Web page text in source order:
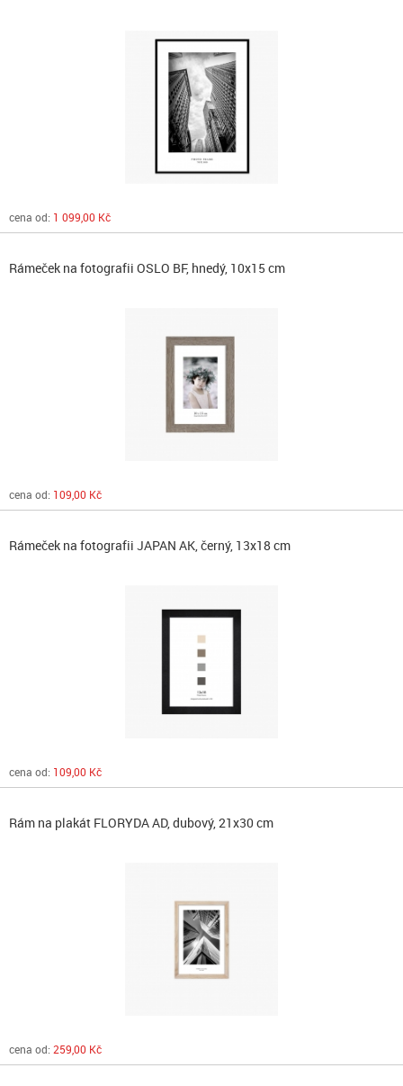
cena od: 1 099,00 Kč
Rámeček na fotografii OSLO BF, hnedý, 10x15 cm
cena od: 109,00 Kč
Rámeček na fotografii JAPAN AK, černý, 13x18 cm
cena od: 109,00 Kč
Rám na plakát FLORYDA AD, dubový, 21x30 cm
cena od: 259,00 Kč